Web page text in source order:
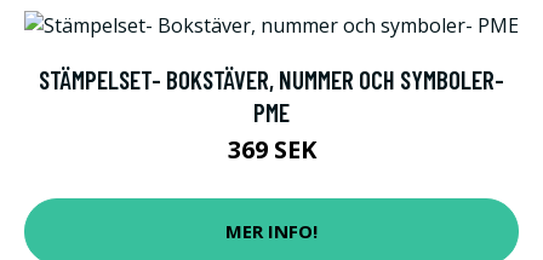
STÄMPELSET- BOKSTÄVER, NUMMER OCH SYMBOLER-
PME
369 SEK
MER INFO!